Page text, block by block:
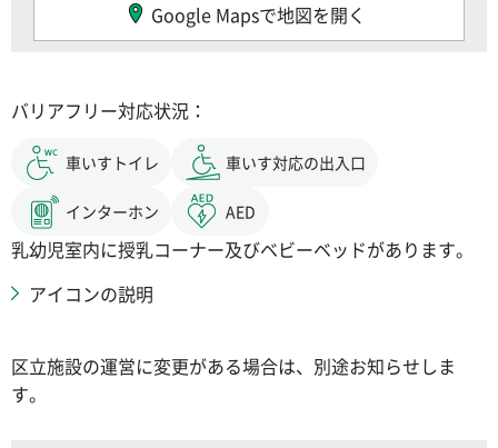
Google Mapsで地図を開く
バリアフリー対応状況：
車いすトイレ 車いす対応の出入口
インターホン AED
乳幼児室内に授乳コーナー及びベビーベッドがあります。
アイコンの説明
区立施設の運営に変更がある場合は、別途お知らせしま
す。